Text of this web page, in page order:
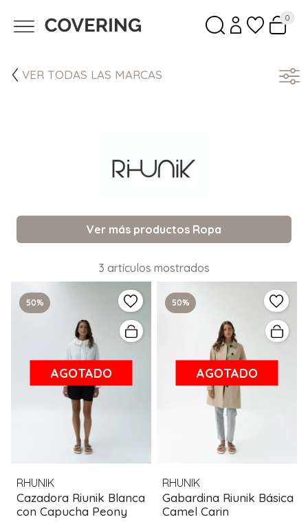
0
VER TODAS LAS MARCAS
Ver más productos Ropa
3 artículos mostrados
50%
AGOTADO
RHUNIK
Cazadora Riunik Blanca
con Capucha Peony
50%
AGOTADO
RHUNIK
Gabardina Riunik Básica
Camel Carin